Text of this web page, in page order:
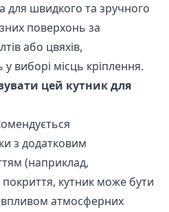
для швидкого та зручного
поверхонь за
або цвяхів,
виборі місць кріплення.
цей кутник для
з додатковим
(наприклад,
покриття, кутник може бути
впливом атмосферних